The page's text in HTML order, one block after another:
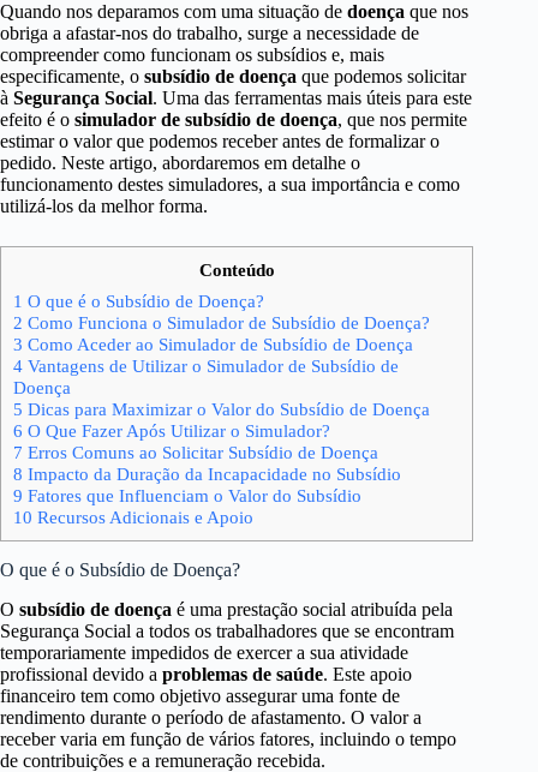
Quando nos deparamos com uma situação de doença que nos
obriga a afastar-nos do trabalho, surge a necessidade de
compreender como funcionam os subsídios e, mais
especificamente, o subsídio de doença que podemos solicitar
à Segurança Social. Uma das ferramentas mais úteis para este
efeito é o simulador de subsídio de doença, que nos permite
estimar o valor que podemos receber antes de formalizar o
pedido. Neste artigo, abordaremos em detalhe o
funcionamento destes simuladores, a sua importância e como
utilizá-los da melhor forma.
Conteúdo
1 O que é o Subsídio de Doença?
2 Como Funciona o Simulador de Subsídio de Doença?
3 Como Aceder ao Simulador de Subsídio de Doença
4 Vantagens de Utilizar o Simulador de Subsídio de
Doença
5 Dicas para Maximizar o Valor do Subsídio de Doença
6 O Que Fazer Após Utilizar o Simulador?
7 Erros Comuns ao Solicitar Subsídio de Doença
8 Impacto da Duração da Incapacidade no Subsídio
9 Fatores que Influenciam o Valor do Subsídio
10 Recursos Adicionais e Apoio
O que é o Subsídio de Doença?
O subsídio de doença é uma prestação social atribuída pela
Segurança Social a todos os trabalhadores que se encontram
temporariamente impedidos de exercer a sua atividade
profissional devido a problemas de saúde. Este apoio
financeiro tem como objetivo assegurar uma fonte de
rendimento durante o período de afastamento. O valor a
receber varia em função de vários fatores, incluindo o tempo
de contribuições e a remuneração recebida.